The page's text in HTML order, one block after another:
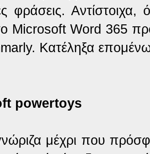
φράσεις.
Microsoft Word 365
Κατέληξα
powertoys
μέχρι που